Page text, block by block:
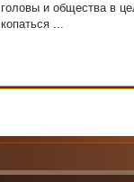
головы и общества в
копаться ...